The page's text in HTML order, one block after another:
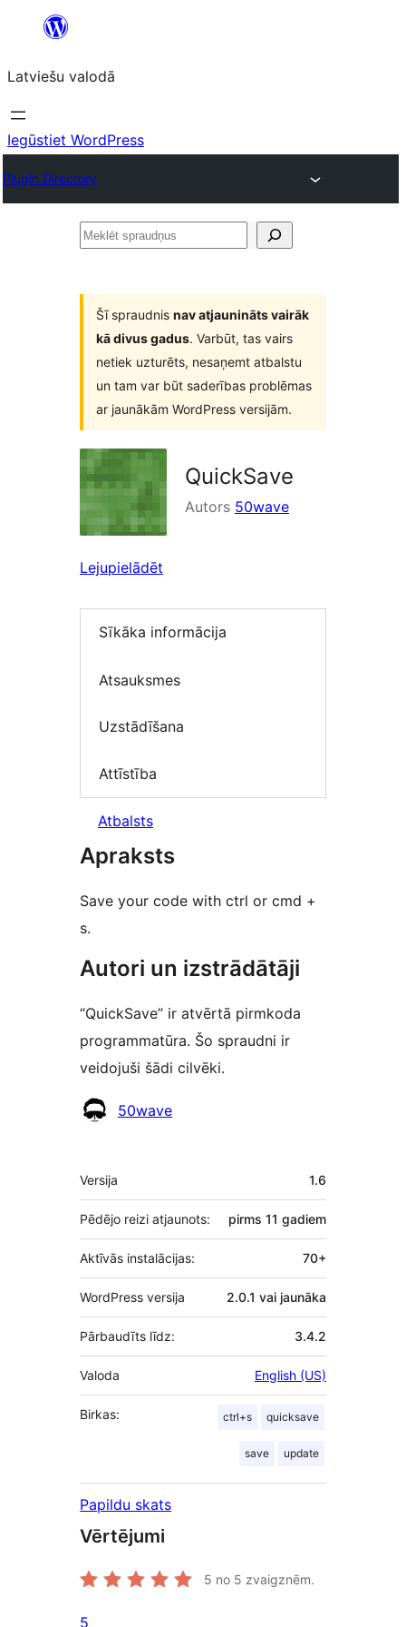
Pāriet
saturu
Latviešu valodā
Iegūstiet WordPress
Plugin Directory
Meklēt
Šī spraudnis nav atjaunināts vairāk
kā divus gadus. Varbūt, tas vairs
netiek uzturēts, nesaņemt atbalstu
un tam var būt saderības problēmas
ar jaunākām WordPress versijām.
QuickSave
Autors 50wave
Lejupielādēt
Sīkāka informācija
Atsauksmes
Uzstādīšana
Attīstība
Atbalsts
Apraksts
Save your code with ctrl or cmd +
s.
Autori un izstrādātāji
“QuickSave” ir atvērtā pirmkoda
programmatūra. Šo spraudni ir
veidojuši šādi cilvēki.
Līdzdalībnieki
50wave
Meta
Versija 1.6
Pēdējo reizi atjaunots: pirms 11 gadiem
Aktīvās instalācijas: 70+
WordPress versija 2.0.1 vai jaunāka
Pārbaudīts līdz: 3.4.2
Valoda English (US)
Birkas: ctrl+s quicksave
save update
Papildu skats
Vērtējumi
5 no 5 zvaigznēm.
5